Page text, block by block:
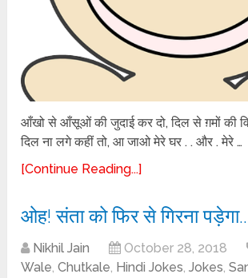
आँखो से आँसूओं की जुदाई कर दो, दिल से ग़मों की
दिल ना लगे कहीं तो, आ जाओ मेरे घर . . और . मेरे …
[Continue Reading...]
ओह! संता को फिर से गिरना
Nikhil Jain October 28, 2018
Wale,Chutkale, Hindi Jokes,Jokes,